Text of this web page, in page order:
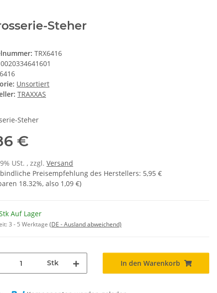
Steher
TRX6416
0020334641601
6416
Unsortiert
TRAXXAS
Steher
€
USt. , zzgl. Versand
Preisempfehlung des Herstellers: 5,95 €
18.32%, also 1,09 €)
Auf Lager
3 - 5 Werktage (DE - Ausland abweichend)
Stk In den Warenkorb